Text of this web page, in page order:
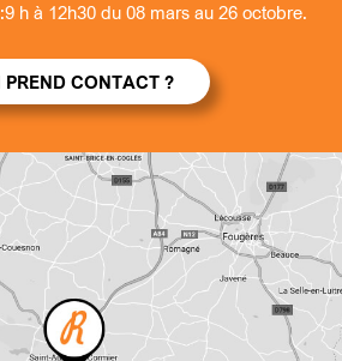
h à 12h30 du 08 mars au 26 octobre.
PREND CONTACT ?